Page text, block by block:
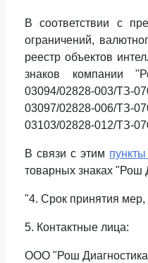
В соответствии с
ограничений,
реестр объектов
знаков компании
03094/02828-003/
03097/02828-006/
03103/02828-012/ТЗ-
В связи с этим
товарных знаках "Рош
"4. Срок принятия
5. Контактные лица:
ООО "Рош